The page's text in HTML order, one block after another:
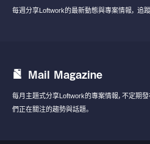
每週分享Loftwork的最新動態與專案情報， 追
Mail Magazine
每月主題式分享Loftwork的專案情報，不定期發
們正在關注的趨勢與話題。